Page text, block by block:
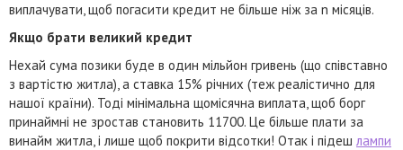
виплачувати, щоб погасити кредит не більше ніж за n місяців.
Якщо брати великий кредит
Нехай сума позики буде в один мільйон гривень (що співставно
з вартістю житла), а ставка 15% річних (теж реалістично для
нашої країни). Тоді мінімальна щомісячна виплата, щоб борг
принаймні не зростав становить 11700. Це більше плати за
винайм житла, і лише щоб покрити відсотки! Отак і підеш лампи